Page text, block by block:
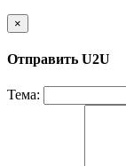
×
Отправить U2U
Тема: